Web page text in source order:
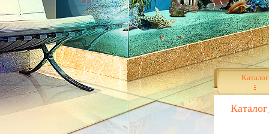
Каталог
Каталог